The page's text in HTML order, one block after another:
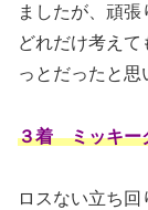
ましたが、頑張
どれだけ考え
っとだったと思
３着 ミッキー
ロスない立ち